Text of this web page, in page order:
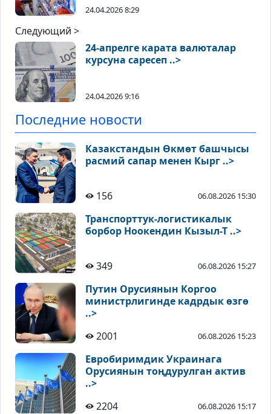
24.04.2026 8:29
Следующий >
24-апрелге карата валюталар
курсуна саресеп ..>
24.04.2026 9:16
Последние новости
Казакстандын Өкмөт башчысы
расмий сапар менен Кырг ..>
156 06.08.2026 15:30
Транспорттук-логистикалык
борбор Ноокендин Кызыл-Т ..>
349 06.08.2026 15:27
Путин Орусиянын Коргоо
министрлигинде кадрдык өзгө
..>
2001
06.08.2026 15:23
Евробиримдик Украинага
Орусиянын тоңдурулган актив
..>
2204
06.08.2026 15:17